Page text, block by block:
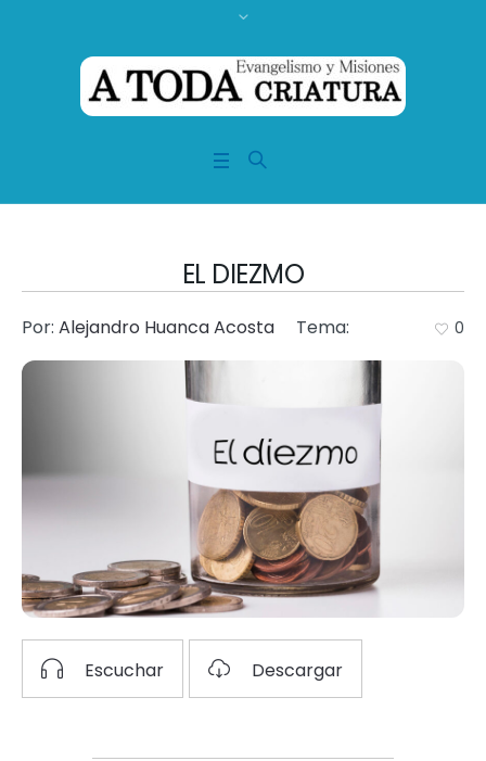
EL DIEZMO
Por: Alejandro Huanca Acosta Tema: 0
Escuchar Descargar